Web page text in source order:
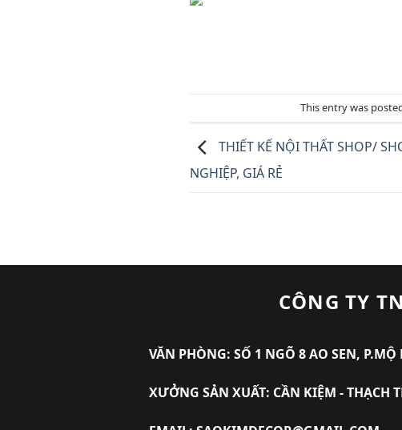
This entry was
THIẾT KẾ NỘI THẤT SHOP/
NGHIỆP, GIÁ RẺ
CÔNG TY
VĂN PHÒNG: SỐ 1 NGÕ 8 AO SEN,
XƯỞNG SẢN XUẤT: CẦN KIỆM - THẠCH